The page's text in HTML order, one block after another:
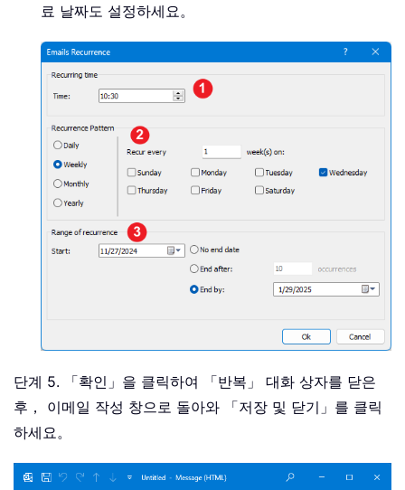
료 날짜도 설정하세요。
단계 5. 「확인」을 클릭하여 「반복」 대화 상자를 닫은
후， 이메일 작성 창으로 돌아와 「저장 및 닫기」를 클릭
하세요。